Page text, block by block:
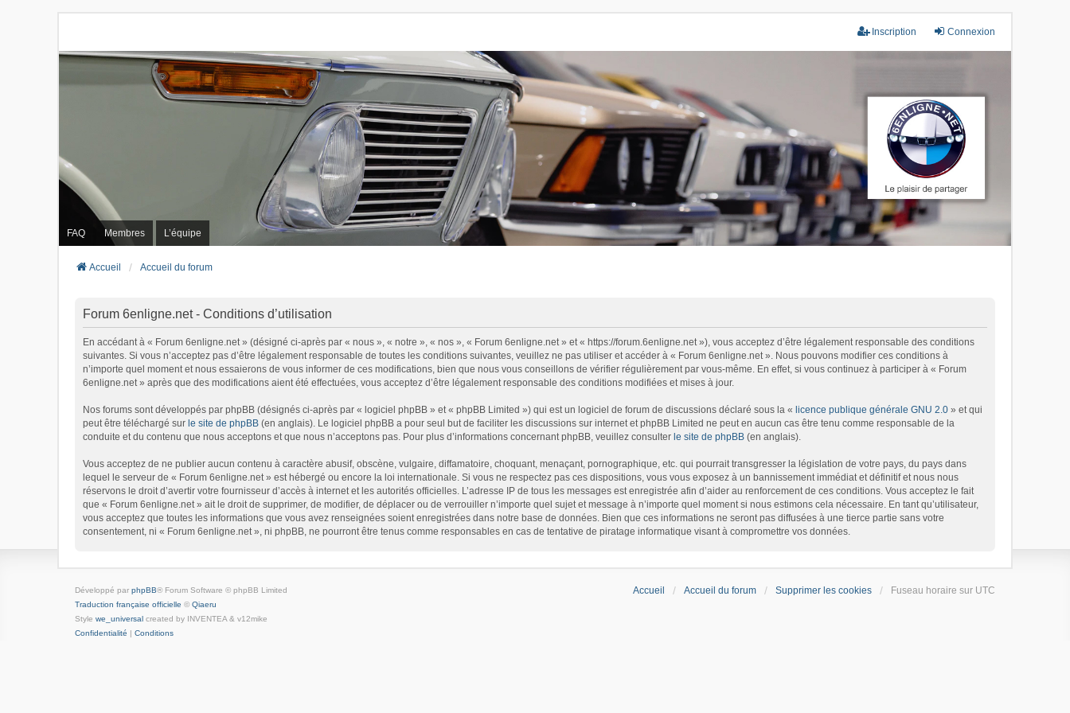
Connexion
Inscription
FAQ Membres L’équipe
Accueil Accueil du forum
Forum 6enligne.net - Conditions d’utilisation
En accédant à « Forum 6enligne.net » (désigné ci-après par « nous », « notre », « nos », « Forum 6enligne.net » et « https://forum.6enligne.net »), vous acceptez d’être légalement responsable des conditions
suivantes. Si vous n’acceptez pas d’être légalement responsable de toutes les conditions suivantes, veuillez ne pas utiliser et accéder à « Forum 6enligne.net ». Nous pouvons modifier ces conditions à
n’importe quel moment et nous essaierons de vous informer de ces modifications, bien que nous vous conseillons de vérifier régulièrement par vous-même. En effet, si vous continuez à participer à « Forum
6enligne.net » après que des modifications aient été effectuées, vous acceptez d’être légalement responsable des conditions modifiées et mises à jour.
Nos forums sont développés par phpBB (désignés ci-après par « logiciel phpBB » et « phpBB Limited ») qui est un logiciel de forum de discussions déclaré sous la « licence publique générale GNU 2.0 » et qui
peut être téléchargé sur le site de phpBB (en anglais). Le logiciel phpBB a pour seul but de faciliter les discussions sur internet et phpBB Limited ne peut en aucun cas être tenu comme responsable de la
conduite et du contenu que nous acceptons et que nous n’acceptons pas. Pour plus d’informations concernant phpBB, veuillez consulter le site de phpBB (en anglais).
Vous acceptez de ne publier aucun contenu à caractère abusif, obscène, vulgaire, diffamatoire, choquant, menaçant, pornographique, etc. qui pourrait transgresser la législation de votre pays, du pays dans
lequel le serveur de « Forum 6enligne.net » est hébergé ou encore la loi internationale. Si vous ne respectez pas ces dispositions, vous vous exposez à un bannissement immédiat et définitif et nous nous
réservons le droit d’avertir votre fournisseur d’accès à internet et les autorités officielles. L’adresse IP de tous les messages est enregistrée afin d’aider au renforcement de ces conditions. Vous acceptez le fait
que « Forum 6enligne.net » ait le droit de supprimer, de modifier, de déplacer ou de verrouiller n’importe quel sujet et message à n’importe quel moment si nous estimons cela nécessaire. En tant qu’utilisateur,
vous acceptez que toutes les informations que vous avez renseignées soient enregistrées dans notre base de données. Bien que ces informations ne seront pas diffusées à une tierce partie sans votre
consentement, ni « Forum 6enligne.net », ni phpBB, ne pourront être tenus comme responsables en cas de tentative de piratage informatique visant à compromettre vos données.
Accueil Accueil du forum Supprimer les cookies Fuseau horaire sur UTC
Développé par phpBB® Forum Software © phpBB Limited
Traduction française officielle © Qiaeru
Style we_universal created by INVENTEA & v12mike
Confidentialité | Conditions